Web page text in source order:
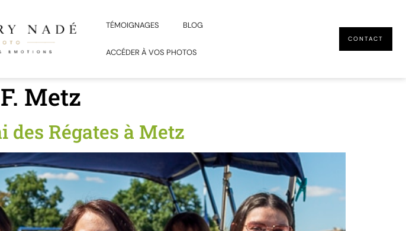
TÉMOIGNAGES BLOG
ACCÉDER À VOS PHOTOS
CONTACT
Metz
des Régates à Metz